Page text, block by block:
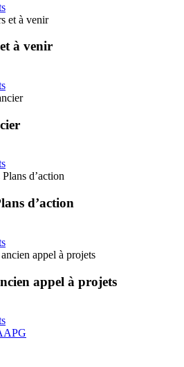
et à venir
à venir
d’action
d’action
appel à projets
appel à projets